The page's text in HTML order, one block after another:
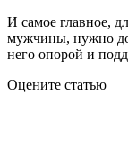
И самое главное,
мужчины, нужно
него опорой и
Оцените статью